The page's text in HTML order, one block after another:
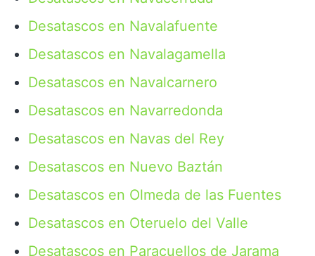
Desatascos en Navalafuente
Desatascos en Navalagamella
Desatascos en Navalcarnero
Desatascos en Navarredonda
Desatascos en Navas del Rey
Desatascos en Nuevo Baztán
Desatascos en Olmeda de las Fuentes
Desatascos en Oteruelo del Valle
Desatascos en Paracuellos de Jarama